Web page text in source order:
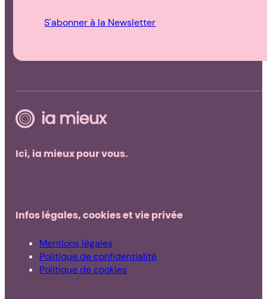
S'abonner à la Newsletter
Ici, ia mieux pour vous.
Infos légales, cookies et vie privée
Mentions légales
Politique de confidentialité
Politique de cookies